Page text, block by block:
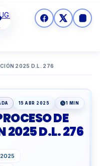
2025 D.L. 276
15 ABR 2025 1 MIN
DE
2025 D.L. 276